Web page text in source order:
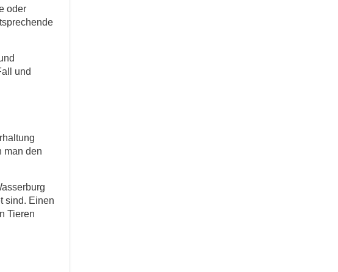
oder
und
man den
sind. Einen
Tieren